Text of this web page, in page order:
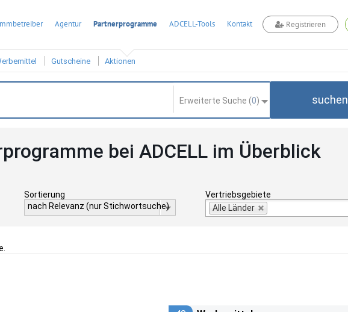
Agentur Partnerprogramme ADCELL-Tools Kontakt Registrieren
Gutscheine Aktionen
Erweiterte Suche (0) suchen
bei ADCELL im Überblick
Sortierung
nach Relevanz (nur Stichwortsuche)
Vertriebsgebiete
Alle Länder